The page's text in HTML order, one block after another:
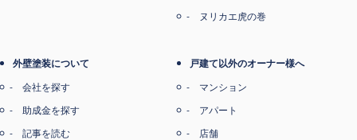
ヌリカエ虎の巻
外壁塗装について
会社を探す
助成金を探す
記事を読む
戸建て以外のオーナー様へ
マンション
アパート
店舗